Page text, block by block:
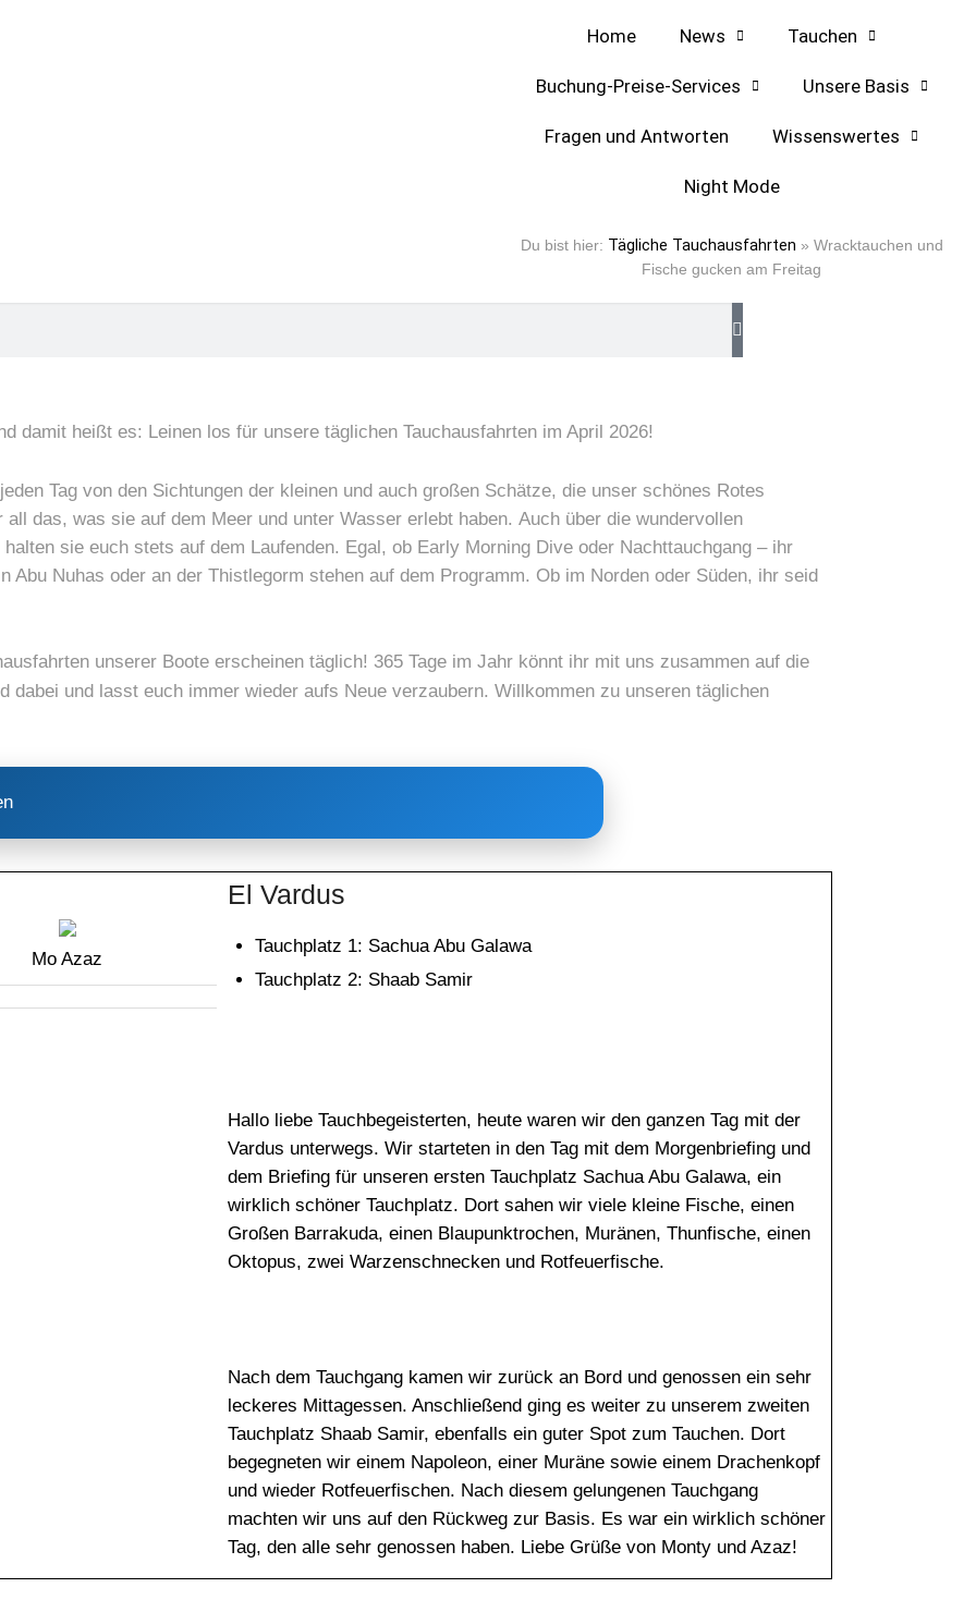
Home News Tauchen
Buchung-Preise-Services Unsere Basis
Fragen und Antworten Wissenswertes
Night Mode
Du bist hier: Tägliche Tauchausfahrten » Wracktauchen und
Fische gucken am Freitag
gucken am Freitag
damit heißt es: Leinen los für unsere täglichen Tauchausfahrten im April 2026!
Tag von den Sichtungen der kleinen und auch großen Schätze, die unser schönes Rotes
das, was sie auf dem Meer und unter Wasser erlebt haben. Auch über die wundervollen
sie euch stets auf dem Laufenden. Egal, ob Early Morning Dive oder Nachttauchgang – ihr
Abu Nuhas oder an der Thistlegorm stehen auf dem Programm. Ob im Norden oder Süden, ihr seid
unserer Boote erscheinen täglich! 365 Tage im Jahr könnt ihr mit uns zusammen auf die
dabei und lasst euch immer wieder aufs Neue verzaubern. Willkommen zu unseren täglichen
Mo Azaz
El Vardus
Tauchplatz 1: Sachua Abu Galawa
Tauchplatz 2: Shaab Samir
Hallo liebe Tauchbegeisterten, heute waren wir den ganzen Tag mit der
Vardus unterwegs. Wir starteten in den Tag mit dem Morgenbriefing und
dem Briefing für unseren ersten Tauchplatz Sachua Abu Galawa, ein
wirklich schöner Tauchplatz. Dort sahen wir viele kleine Fische, einen
Großen Barrakuda, einen Blaupunktrochen, Muränen, Thunfische, einen
Oktopus, zwei Warzenschnecken und Rotfeuerfische.
Nach dem Tauchgang kamen wir zurück an Bord und genossen ein sehr
leckeres Mittagessen. Anschließend ging es weiter zu unserem zweiten
Tauchplatz Shaab Samir, ebenfalls ein guter Spot zum Tauchen. Dort
begegneten wir einem Napoleon, einer Muräne sowie einem Drachenkopf
und wieder Rotfeuerfischen. Nach diesem gelungenen Tauchgang
machten wir uns auf den Rückweg zur Basis. Es war ein wirklich schöner
Tag, den alle sehr genossen haben. Liebe Grüße von Monty und Azaz!